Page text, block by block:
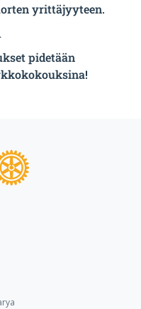
yrittäjyyteen.
pidetään